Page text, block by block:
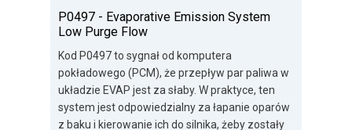
P0497 - Evaporative Emission System
Low Purge Flow
Kod P0497 to sygnał od komputera
pokładowego (PCM), że przepływ par paliwa w
układzie EVAP jest za słaby. W praktyce, ten
system jest odpowiedzialny za łapanie oparów
z baku i kierowanie ich do silnika, żeby zostały